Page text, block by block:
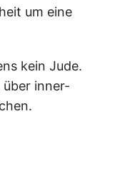
um eine
kein Jude.
inner-